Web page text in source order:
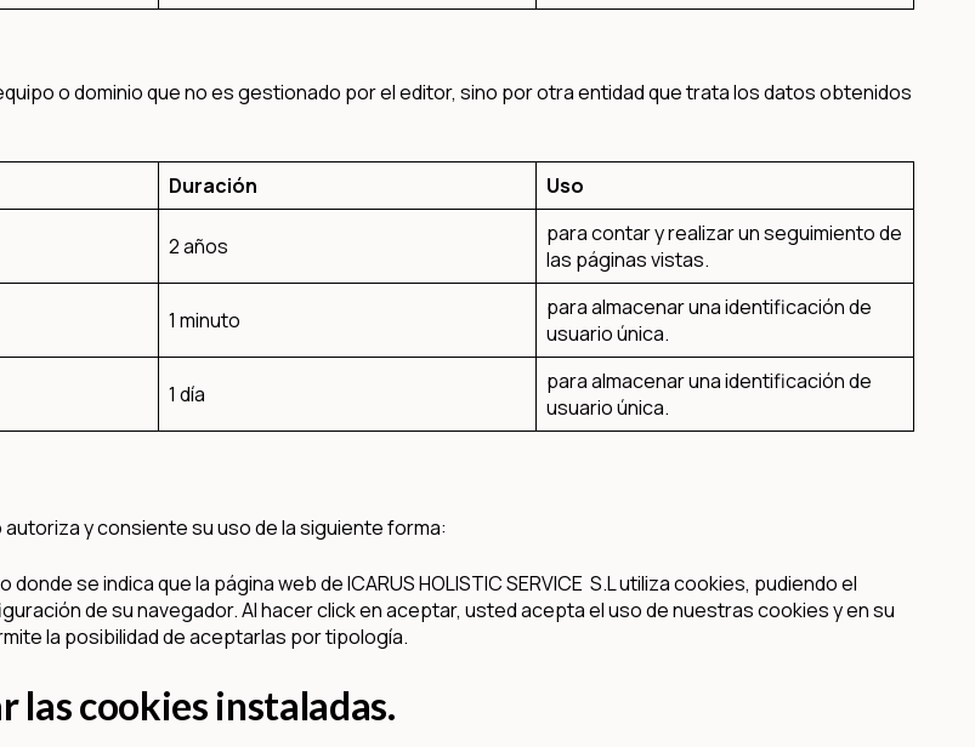
o dominio que no es gestionado por el editor, sino por otra entidad que trata los datos obtenidos
Duración Uso
2 años
para contar y realizar un seguimiento de
las páginas vistas.
1 minuto
para almacenar una identificación de
usuario única.
1 día
para almacenar una identificación de
usuario única.
y consiente su uso de la siguiente forma:
se indica que la página web de ICARUS HOLISTIC SERVICE S.L utiliza cookies, pudiendo el
de su navegador. Al hacer click en aceptar, usted acepta el uso de nuestras cookies y en su
la posibilidad de aceptarlas por tipología.
las cookies instaladas.